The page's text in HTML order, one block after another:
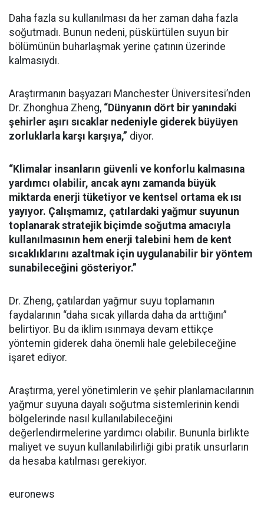
Daha fazla su kullanılması da her zaman daha fazla
soğutmadı. Bunun nedeni, püskürtülen suyun bir
bölümünün buharlaşmak yerine çatının üzerinde
kalmasıydı.
Araştırmanın başyazarı Manchester Üniversitesi’nden
Dr. Zhonghua Zheng, “Dünyanın dört bir yanındaki
şehirler aşırı sıcaklar nedeniyle giderek büyüyen
zorluklarla karşı karşıya,” diyor.
“Klimalar insanların güvenli ve konforlu kalmasına
yardımcı olabilir, ancak aynı zamanda büyük
miktarda enerji tüketiyor ve kentsel ortama ek ısı
yayıyor. Çalışmamız, çatılardaki yağmur suyunun
toplanarak stratejik biçimde soğutma amacıyla
kullanılmasının hem enerji talebini hem de kent
sıcaklıklarını azaltmak için uygulanabilir bir yöntem
sunabileceğini gösteriyor.”
Dr. Zheng, çatılardan yağmur suyu toplamanın
faydalarının “daha sıcak yıllarda daha da arttığını”
belirtiyor. Bu da iklim ısınmaya devam ettikçe
yöntemin giderek daha önemli hale gelebileceğine
işaret ediyor.
Araştırma, yerel yönetimlerin ve şehir planlamacılarının
yağmur suyuna dayalı soğutma sistemlerinin kendi
bölgelerinde nasıl kullanılabileceğini
değerlendirmelerine yardımcı olabilir. Bununla birlikte
maliyet ve suyun kullanılabilirliği gibi pratik unsurların
da hesaba katılması gerekiyor.
euronews